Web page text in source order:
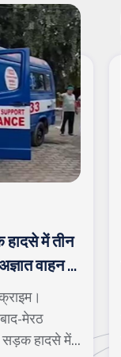
शव मिलने से
कप्तान
भाषा मेंउत्तर
से दिल
सामने आई है।